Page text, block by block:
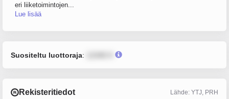
eri liiketoimintojen...
Lue lisää
Suositeltu luottoraja:
Rekisteritiedot Lähde: YTJ, PRH